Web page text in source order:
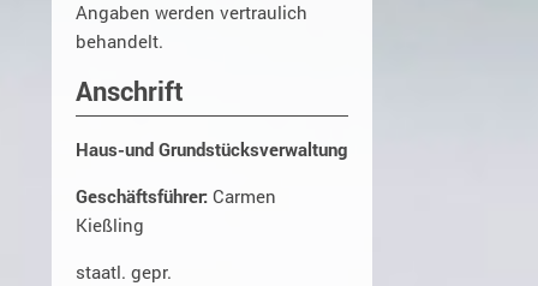
Angaben werden vertraulich
behandelt.
Anschrift
Haus-und Grundstücksverwaltung
Geschäftsführer:Carmen
Kießling
staatl. gepr.